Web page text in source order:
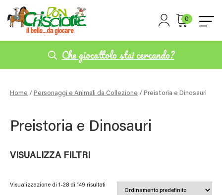
0
Che giocattolo stai cercando?
Home / Personaggi e Animali da Collezione / Preistoria e Dinosauri
Preistoria e Dinosauri
VISUALIZZA FILTRI
Visualizzazione di 1-28 di 149 risultati